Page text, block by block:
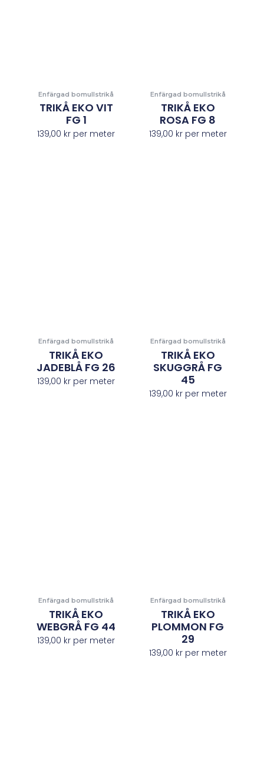
Enfärgad bomullstrikå
TRIKÅ EKO VIT
FG 1
139,00 kr per meter
Enfärgad bomullstrikå
TRIKÅ EKO
ROSA FG 8
139,00 krper meter
Enfärgad bomullstrikå
TRIKÅ EKO
JADEBLÅ FG 26
139,00 kr per meter
Enfärgad bomullstrikå
TRIKÅ EKO
SKUGGRÅ FG
45
139,00 krper meter
Enfärgad bomullstrikå
TRIKÅ EKO
WEBGRÅ FG 44
139,00 kr per meter
Enfärgad bomullstrikå
TRIKÅ EKO
PLOMMON FG
29
139,00 krper meter